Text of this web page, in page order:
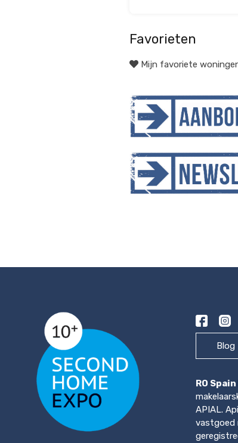
Favorieten
Mijn favoriete
Blog
RO
APIAL.
vastgoed